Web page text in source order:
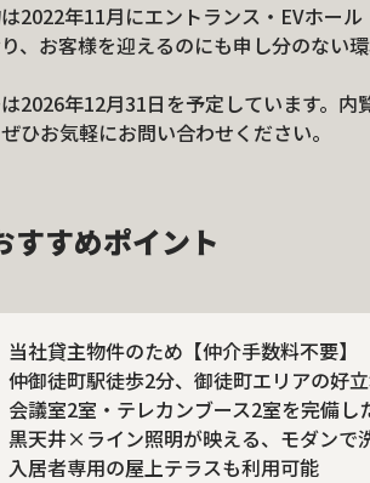
2022年11月にエントランス・EVホー
、お客様を迎えるのにも申し分のない
2026年12月31日を予定しています。
ひお気軽にお問い合わせください。
すすめポイント
当社貸主物件のため【仲介手数料不要】
仲御徒町駅徒歩2分、御徒町エリアの好
会議室2室・テレカンブース2室を完備し
黒天井×ライン照明が映える、モダンで
入居者専用の屋上テラスも利用可能